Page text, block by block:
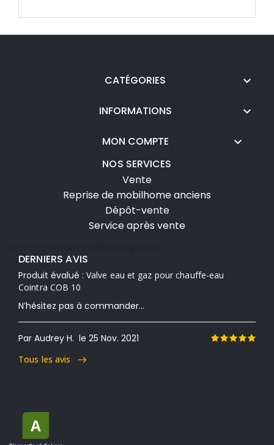
CATÉGORIES 
INFORMATIONS 
MON COMPTE 
NOS SERVICES
Vente
Reprise de mobilhome anciens
Dépôt-vente
Service après vente
DERNIERS AVIS
Produit évalué : Valve eau et gaz pour chauffe-eau
Cointra COB 10
N’hésitez pas à commander...
Par Audrey H. le 25 Nov. 2021
Tous les avis